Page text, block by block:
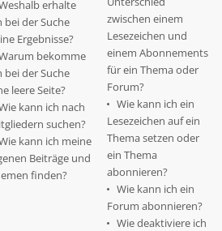
erhalte
bei der Suche
Ergebnisse?
bekomme
bei der Suche
leere Seite?
kann ich nach
suchen?
kann ich meine
Beiträge und
finden?
zwischen einem
Lesezeichen und
einem Abonnements
für ein Thema oder
Forum?
Wie kann ich ein
Lesezeichen auf ein
Thema setzen oder
ein Thema
abonnieren?
Wie kann ich ein
Forum abonnieren?
Wie deaktiviere ich